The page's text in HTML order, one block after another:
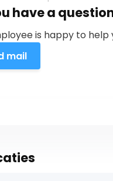
have a
is happy to
mail